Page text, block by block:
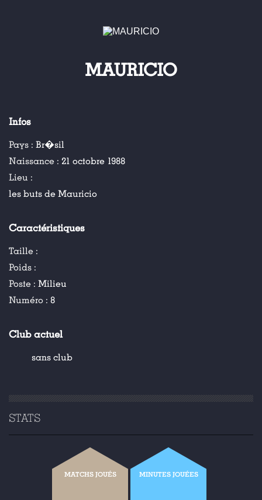
MAURICIO
Infos
Pays : Br�sil
Naissance : 21 octobre 1988
Lieu :
les buts de Mauricio
Caractéristiques
Taille :
Poids :
Poste : Milieu
Numéro : 8
Club actuel
sans club
STATS
MATCHS JOUÉS MINUTES JOUÉES